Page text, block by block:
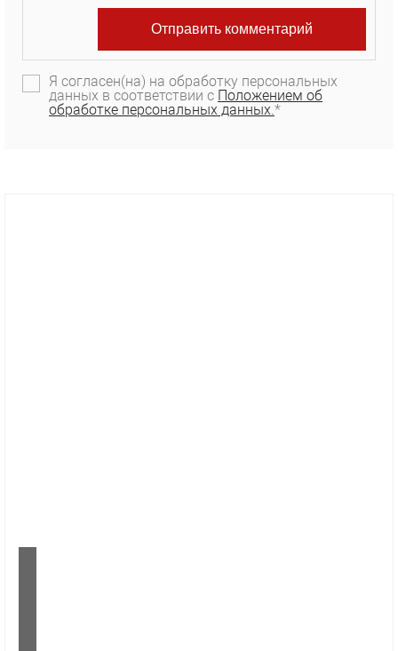
Я согласен(на) на обработку персональных
данных в соответствии с Положением об
обработке персональных данных.*